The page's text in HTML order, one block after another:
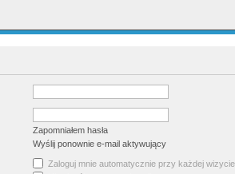
Zapomniałem hasła
Wyślij ponownie e-mail aktywujący
Zaloguj mnie automatycznie przy każdej wizycie